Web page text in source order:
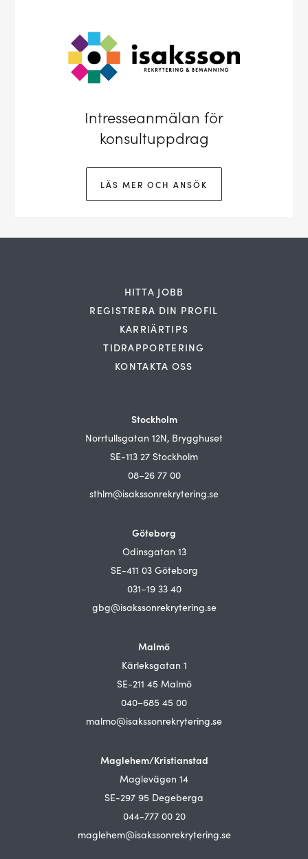
Intresseanmälan för
konsultuppdrag
LÄS MER OCH ANSÖK
HITTA JOBB
REGISTRERA DIN PROFIL
KARRIÄRTIPS
TIDRAPPORTERING
KONTAKTA OSS
Stockholm
Norrtullsgatan 12N, Brygghuset
SE-113 27 Stockholm
08–26 77 00
sthlm@isakssonrekrytering.se
Göteborg
Odinsgatan 13
SE-411 03 Göteborg
031–19 33 40
gbg@isakssonrekrytering.se
Malmö
Kärleksgatan 1
SE-211 45 Malmö
040–685 45 00
malmo@isakssonrekrytering.se
Maglehem/Kristianstad
Maglevägen 14
SE-297 95 Degeberga
044-777 00 20
maglehem@isakssonrekrytering.se